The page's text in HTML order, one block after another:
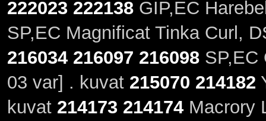
222023 222138GIP,EC
SP,EC Magnificat Tinka Curl,
216034 216097 216098SP,EC
03 var] . kuvat 215070 214182
kuvat 214173 214174Macrory